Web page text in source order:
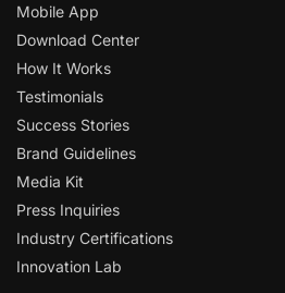
Mobile App
Download Center
How It Works
Testimonials
Success Stories
Brand Guidelines
Media Kit
Press Inquiries
Industry Certifications
Innovation Lab